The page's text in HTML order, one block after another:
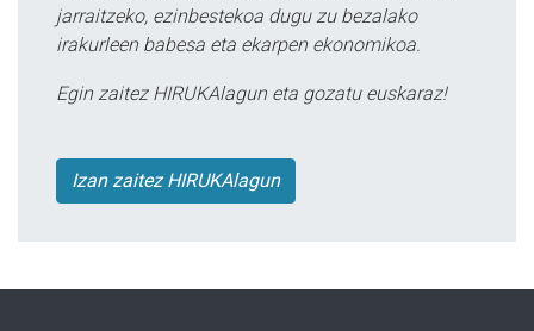
jarraitzeko, ezinbestekoa dugu zu bezalako
irakurleen babesa eta ekarpen ekonomikoa.
Egin zaitez HIRUKAlagun eta gozatu euskaraz!
Izan zaitez HIRUKAlagun